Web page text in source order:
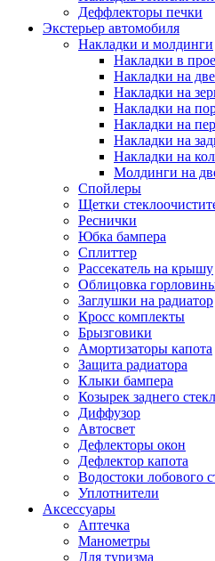
Деффлекторы печки
Экстерьер автомобиля
Накладки и молдинги
Накладки в
Накладки на
Накладки на
Накладки на
Накладки на
Накладки на
Накладки на
Молдинги на
Спойлеры
Щетки
Реснички
Юбка бампера
Сплиттер
Рассекатель на крышу
Облицовка
Заглушки на радиатор
Кросс комплекты
Брызговики
Амортизаторы капота
Защита радиатора
Клыки бампера
Козырек заднего
Диффузор
Автосвет
Дефлекторы окон
Дефлектор капота
Водостоки лобового
Уплотнители
Аксессуары
Аптечка
Манометры
Для туризма